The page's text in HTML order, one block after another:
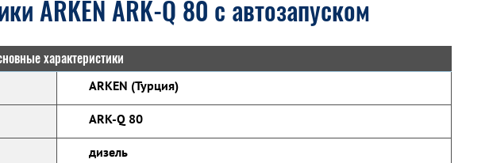
ARKEN ARK-Q 80 с автозапуском
характеристики
ARKEN (Турция)
ARK-Q 80
дизель